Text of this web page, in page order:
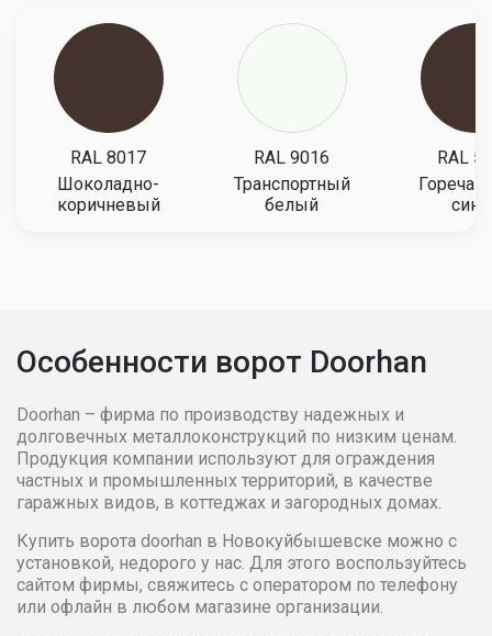
RAL 8017
Шоколадно-
коричневый
RAL 9016
Транспортный
белый
RAL
Особенности ворот Doorhan
Doorhan – фирма по производству надежных и
долговечных металлоконструкций по низким ценам.
Продукция компании используют для ограждения
частных и промышленных территорий, в качестве
гаражных видов, в коттеджах и загородных домах.
Купить ворота doorhan в Новокуйбышевске можно с
установкой, недорого у нас. Для этого воспользуйтесь
сайтом фирмы, свяжитесь с оператором по телефону
или офлайн в любом магазине организации.